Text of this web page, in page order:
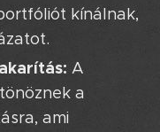
kínálnak,
A
a
ami